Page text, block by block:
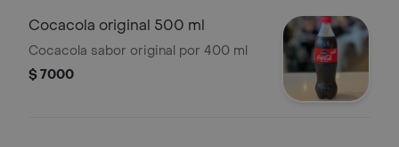
Cocacola original 500 ml
Cocacola sabor original por 400 ml
$ 7000